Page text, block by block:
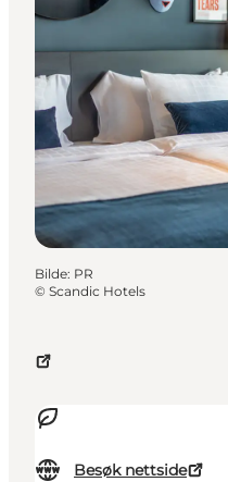
Besøk nettside
Bilde: PR
© Scandic Hotels